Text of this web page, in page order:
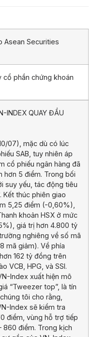
Asean Securities
cổ phần chứng khoán
INDEX QUAY ĐẦU
07), mặc dù có lúc
SAB, tuy nhiên áp
cổ phiếu ngân hàng đã
hơn 5 điểm. Trong bối
suy yếu, tác động tiêu
Kết thúc phiên giao
5,25 điểm (-0,60%),
khoản HSX ở mức
giá trị hơn 4.800 tỷ
nghiêng về số mã
mã giảm). Về phía
162 tỷ đồng trên
VCB, HPG, và SSI.
Index xuất hiện mô
“Tweezer top”, là tín
tôi cho rằng,
Index sẽ kiểm tra
điểm, vùng hỗ trợ tiếp
điểm. Trong kịch